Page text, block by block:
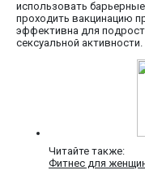
использовать
проходить вакцинацию
эффективна для
сексуальной активности.
Читайте также:
Фитнес для